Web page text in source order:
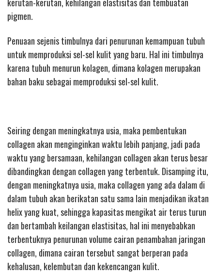
kerutan-kerutan, kehilangan elastisitas dan tembuatan
pigmen.
Penuaan sejenis timbulnya dari penurunan kemampuan tubuh
untuk memproduksi sel-sel kulit yang baru. Hal ini timbulnya
karena tubuh menurun kolagen, dimana kolagen merupakan
bahan baku sebagai memproduksi sel-sel kulit.
Seiring dengan meningkatnya usia, maka pembentukan
collagen akan menginginkan waktu lebih panjang, jadi pada
waktu yang bersamaan, kehilangan collagen akan terus besar
dibandingkan dengan collagen yang terbentuk. Disamping itu,
dengan meningkatnya usia, maka collagen yang ada dalam di
dalam tubuh akan berikatan satu sama lain menjadikan ikatan
helix yang kuat, sehingga kapasitas mengikat air terus turun
dan bertambah keilangan elastisitas, hal ini menyebabkan
terbentuknya penurunan volume cairan penambahan jaringan
collagen, dimana cairan tersebut sangat berperan pada
kehalusan, kelembutan dan kekencangan kulit.